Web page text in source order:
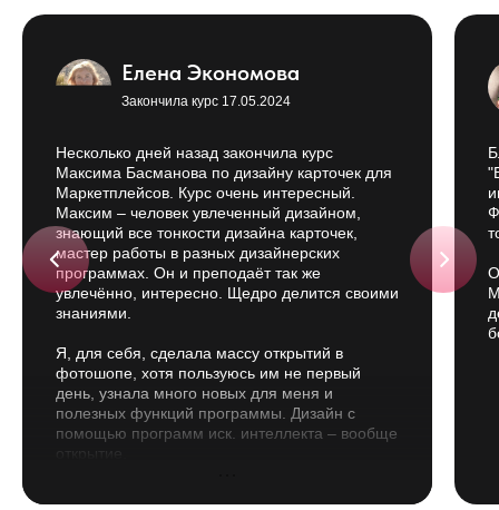
Елена Экономова
Закончила курс 17.05.2024
Несколько дней назад закончила курс
Максима Басманова по дизайну карточек для
Маркетплейсов. Курс очень интересный.
Максим – человек увлеченный дизайном,
знающий все тонкости дизайна карточек,
мастер работы в разных дизайнерских
программах. Он и преподаёт так же
увлечённо, интересно. Щедро делится своими
знаниями.
Я, для себя, сделала массу открытий в
фотошопе, хотя пользуюсь им не первый
день, узнала много новых для меня и
полезных функций программы. Дизайн с
помощью программ иск. интеллекта – вообще